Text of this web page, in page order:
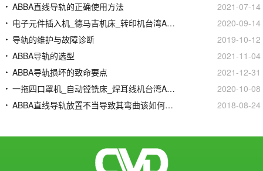
ABBA直线导轨的正确使用方法
2021-07-14
电子元件插入机_德马吉机床_转印机台湾ABBA丝杆螺母
2020-09-14
导轨的维护与故障诊断
2019-10-12
ABBA导轨的选型
2021-11-04
ABBA导轨损坏的致命要点
2021-12-31
一拖四口罩机_自动镗铣床_焊耳线机台湾ABBA线性滑轨滑块
2020-10-08
ABBA直线导轨放置不当导致其弯曲该如何处置
2018-08-24